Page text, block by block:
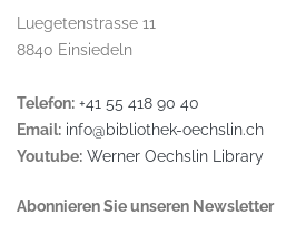
Luegetenstrasse 11
8840 Einsiedeln
Telefon: +41 55 418 90 40
Email: info@bibliothek-oechslin.ch
Youtube: Werner Oechslin Library
Abonnieren Sie unseren Newsletter